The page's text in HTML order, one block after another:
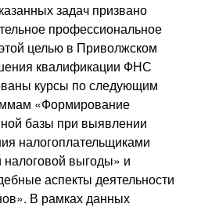
задач призвано
профессиональное
целью в Приволжском
квалификации ФНС
курсы по следующим
«Формирование
базы при выявлении
налогоплательщиками
выгоды» и
аспекты деятельности
В рамках данных